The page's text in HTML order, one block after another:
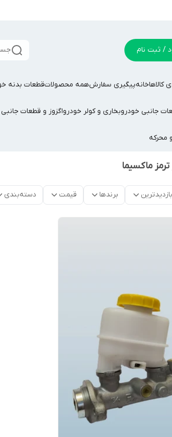
/ ثبت نام
کالاهاخانهپیگیری سفارشهمه محصولاتقطعات بدنه
جانبی خودروبخاری و کولر خودرواگزوز و قطعات
محرکه
ماکسیما
برندها قیمت دسته‌بندی